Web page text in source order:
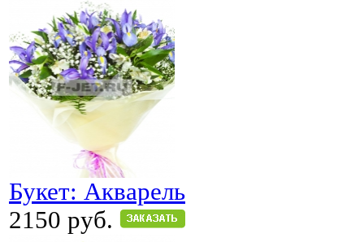
Букет: Акварель
2150 руб.